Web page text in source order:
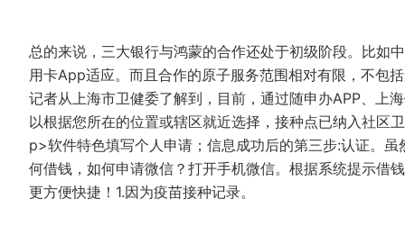
总的来说，三大银行与鸿蒙的合作还处于初级阶段。比如
用卡App适应。而且合作的原子服务范围相对有限，不包
记者从上海市卫健委了解到，目前，通过随申办APP、上
以根据您所在的位置或辖区就近选择，接种点已纳入社区
p>软件特色填写个人申请；信息成功后的第三步:认证。
何借钱，如何申请微信？打开手机微信。根据系统提示借
更方便快捷！1.因为疫苗接种记录。